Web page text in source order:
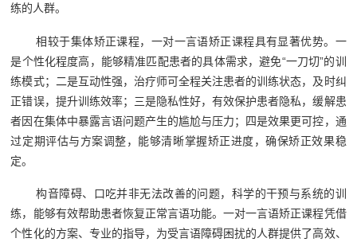
练的人群。
相较于集体矫正课程，一对一言语矫正课程具有显著优势。一
是个性化程度高，能够精准匹配患者的具体需求，避免“一刀切”的训
练模式；二是互动性强，治疗师可全程关注患者的训练状态，及时纠
正错误，提升训练效率；三是隐私性好，有效保护患者隐私，缓解患
者因在集体中暴露言语问题产生的尴尬与压力；四是效果更可控，通
过定期评估与方案调整，能够清晰掌握矫正进度，确保矫正效果稳
定。
构音障碍、口吃并非无法改善的问题，科学的干预与系统的训
练，能够有效帮助患者恢复正常言语功能。一对一言语矫正课程凭借
个性化的方案、专业的指导，为受言语障碍困扰的人群提供了高效、